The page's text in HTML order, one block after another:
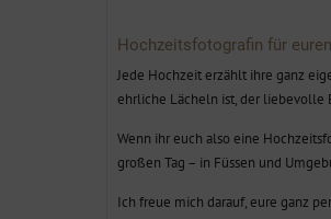
Hochzeitsfotografin für
Jede Hochzeit erzählt ihre ganz
ehrliche Lächeln ist, der liebevolle
Wenn ihr euch also eine
großen Tag – in Füssen und
Ich freue mich darauf, eure ganz